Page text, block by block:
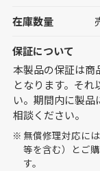
在庫数量
保証について
本製品の保証は商
となります。そ
い。期間内に製
相談ください。
無償修理対応に
等を含む）とご
す。